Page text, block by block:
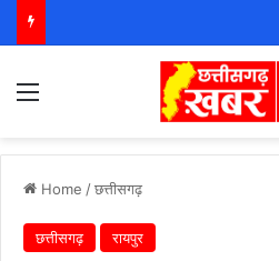
Home /छत्तीसगढ़
छत्तीसगढ़ रायपुर